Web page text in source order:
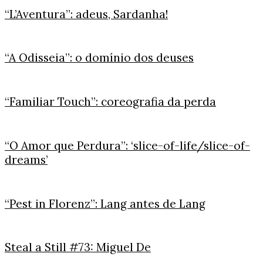
“L’Aventura”: adeus, Sardanha!
“A Odisseia”: o domínio dos deuses
“Familiar Touch”: coreografia da perda
“O Amor que Perdura”: ‘slice-of-life/slice-of-
dreams’
“Pest in Florenz”: Lang antes de Lang
Steal a Still #73: Miguel De